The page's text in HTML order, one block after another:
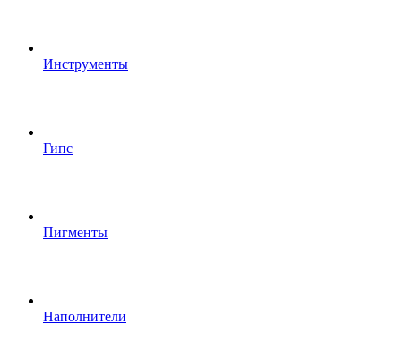
Инструменты
Гипс
Пигменты
Наполнители